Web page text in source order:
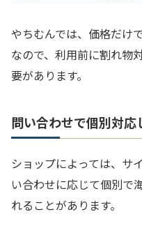
やちむんでは、価格だけ
なので、利用前に割れ物
要があります。
問い合わせで個別対応
ショップによっては、サ
い合わせに応じて個別で
れることがあります。